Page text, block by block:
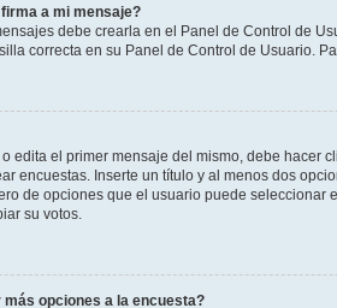
a mi mensaje?
debe crearla en el Panel de Control de
correcta en su Panel de Control de Usuario.
edita el primer mensaje del mismo, debe hacer
encuestas. Inserte un título y al menos dos
de opciones que el usuario puede seleccionar
su votos.
más opciones a la encuesta?